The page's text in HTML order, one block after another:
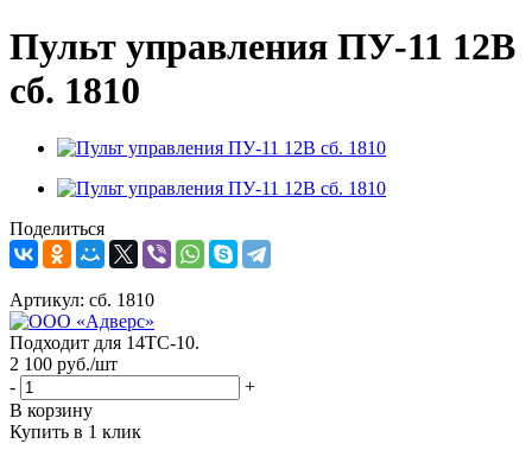
Пульт управления ПУ-11 12В
сб. 1810
Поделиться
Артикул: сб. 1810
Подходит для 14ТС-10.
2 100 руб./шт
-
+
В корзину
Купить в 1 клик